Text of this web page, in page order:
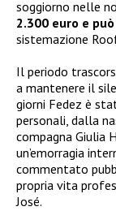
soggiorno nelle
2.300 euro e
sistemazione
Il periodo
a mantenere il
giorni Fedez è
personali, dalla
compagna Giulia
un’emorragia
commentato
propria vita
José.